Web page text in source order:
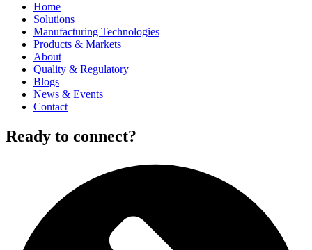
Home
Solutions
Manufacturing Technologies
Products & Markets
About
Quality & Regulatory
Blogs
News & Events
Contact
Ready to connect?